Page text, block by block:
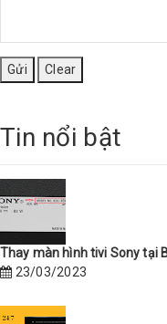
Tin nổi bật
Thay màn hình tivi Sony tại
23/03/2023